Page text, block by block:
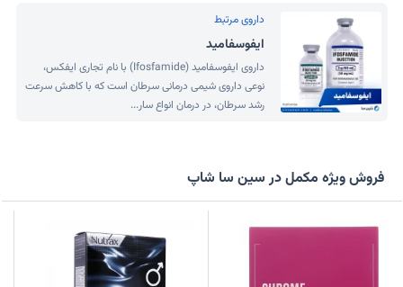
داروی مرتبط
ایفوسفامید
داروی ایفوسفامید (Ifosfamide) با نام تجاری ایفکس،
نوعی داروی شیمی درمانی سرطان است که با کاهش سرعت
رشد سرطان، در درمان انواع سار...
فروش ویژه مکمل در سین سا شاپ